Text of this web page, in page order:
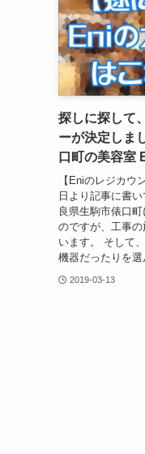
探しに探して
ーが決定しま
口町の美容室
【Eniのレジカウ
日より記事に書
良県生駒市俵口
のですが、工事
います。 そして
機器だったりを選
2019-03-13